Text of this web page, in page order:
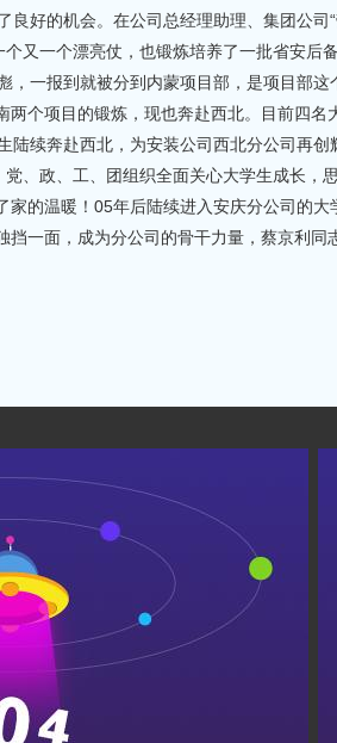
好的机会。在公司总经理助理、集团公
又一个漂亮仗，也锻炼培养了一批省安
一报到就被分到内蒙项目部，是项目部
个项目的锻炼，现也奔赴西北。目前四
续奔赴西北，为安装公司西北分公司再创
政、工、团组织全面关心大学生成长，
的温暖！05年后陆续进入安庆分公司的
一面，成为分公司的骨干力量，蔡京利同